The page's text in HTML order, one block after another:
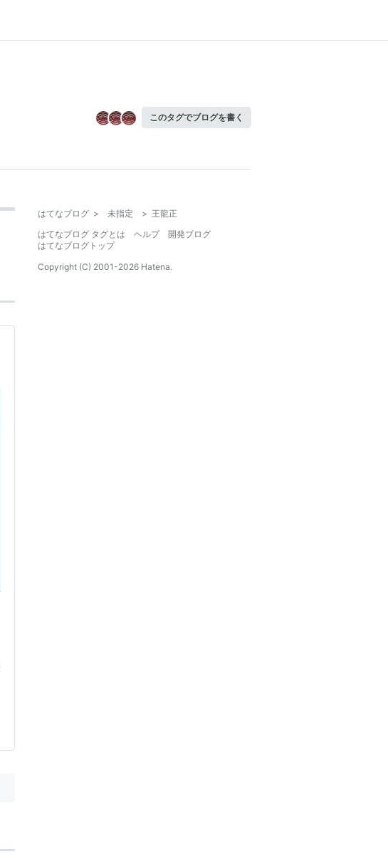
このタグでブログを書く
はてなブログ > 未指定 > 王龍正
はてなブログ タグとは
ヘルプ
開発ブログ
はてなブログトップ
Copyright (C) 2001-2026 Hatena.